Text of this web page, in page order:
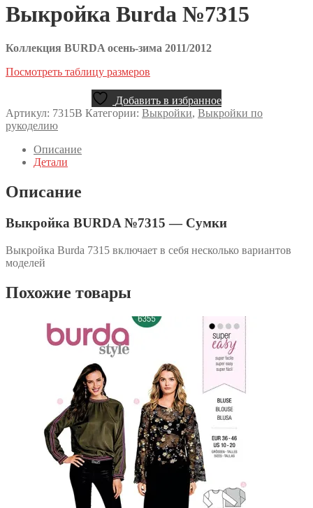
Выкройка Burda №7315
Коллекция BURDA осень-зима 2011/2012
Посмотреть таблицу размеров
Добавить в избранное
Артикул: 7315B Категории: Выкройки, Выкройки по
рукоделию
Описание
Детали
Описание
Выкройка BURDA №7315 — Сумки
Выкройка Burda 7315 включает в себя несколько вариантов
моделей
Похожие товары